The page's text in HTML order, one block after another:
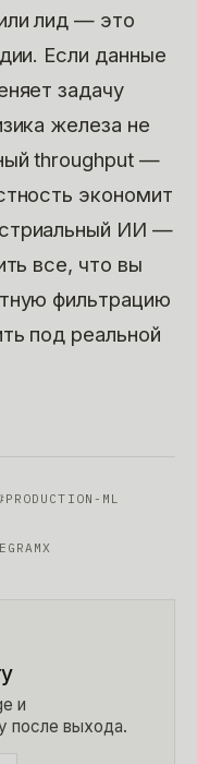
лид — это
Если данные
задачу
железа не
throughput —
экономит
ИИ —
все, что вы
фильтрацию
под реальной
PRODUCTION-ML
X
и
после выхода.